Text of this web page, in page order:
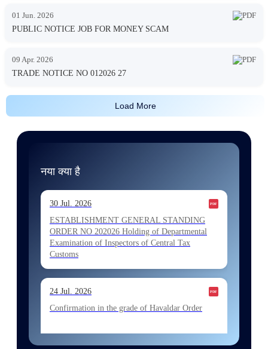
01 Jun. 2026
PUBLIC NOTICE JOB FOR MONEY SCAM
09 Apr. 2026
TRADE NOTICE NO 012026 27
Load More
नया क्या है
30 Jul. 2026
ESTABLISHMENT GENERAL STANDING
ORDER NO 202026 Holding of Departmental
Examination of Inspectors of Central Tax
Customs
24 Jul. 2026
Confirmation in the grade of Havaldar Order